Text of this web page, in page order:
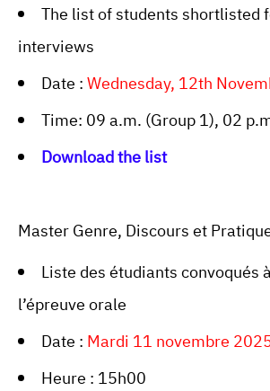
The list of students shortlisted
interviews
Date :Wednesday, 12th
Time: 09 a.m. (Group 1), 02
Download the list
Master Genre, Discours et
Liste des étudiants convoqués
l’épreuve orale
Date : Mardi 11 novembre
Heure : 15h00